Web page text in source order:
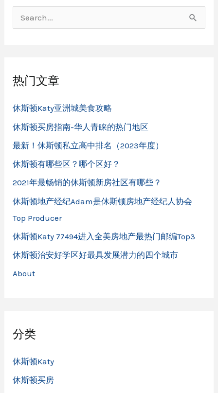
索
热门文章
休斯顿Katy亚洲城美食攻略
休斯顿买房指南-华人青睐的热门地区
最新！休斯顿私立高中排名（2023年度）
休斯顿有哪些区？哪个区好？
2021年最畅销的休斯顿新房社区有哪些？
休斯顿地产经纪Adam是休斯顿房地产经纪人协会
Top Producer
休斯顿Katy 77494进入全美房地产最热门邮编Top3
休斯顿治安好学区好最具发展潜力的四个城市
About
分类
休斯顿Katy
休斯顿买房